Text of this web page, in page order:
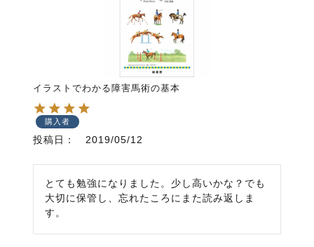
イラストでわかる障害馬術の基本
購入者
投稿日 2019/05/12
とても勉強になりました。少し高いかな？でも
大切に保管し、忘れたころにまた読み返しま
す。